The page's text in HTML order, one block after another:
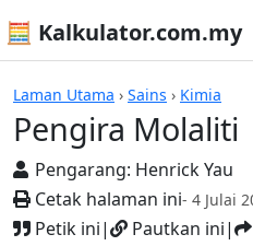
🧮 Kalkulator.com.my
Laman Utama › Sains › Kimia
Pengira Molaliti
Pengarang: Henrick Yau
Cetak halaman ini- 4 Julai
Petik ini| Pautkan ini|
Kalkulator